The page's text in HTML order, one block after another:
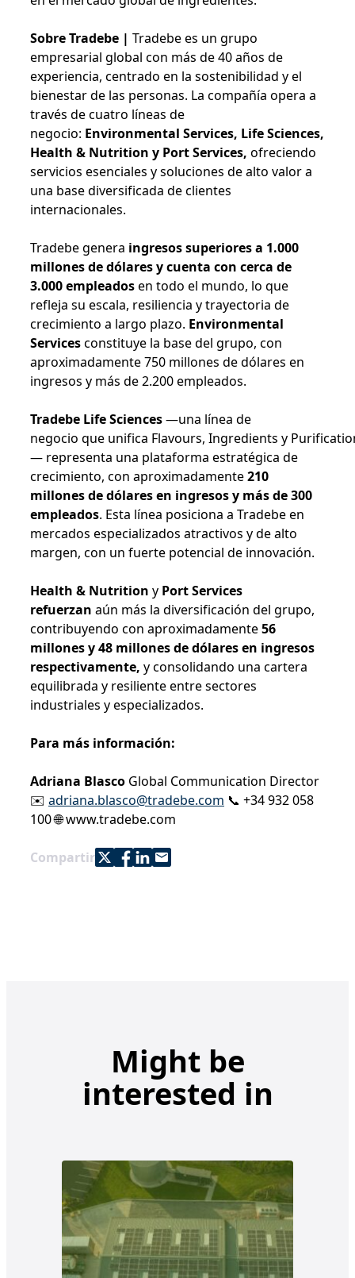
Sobre Tradebe | Tradebe es un grupo
empresarial global con más de 40 años de
experiencia, centrado en la sostenibilidad y el
bienestar de las personas. La compañía opera a
través de cuatro líneas de
negocio: Environmental Services, Life Sciences,
Health & Nutrition y Port Services, ofreciendo
servicios esenciales y soluciones de alto valor a
una base diversificada de clientes
internacionales.
Tradebe genera ingresos superiores a 1.000
millones de dólares y cuenta con cerca de
3.000 empleadosen todo el mundo, lo que
refleja su escala, resiliencia y trayectoria de
crecimiento a largo plazo. Environmental
Servicesconstituye la base del grupo, con
aproximadamente 750 millones de dólares en
ingresos y más de 2.200 empleados.
Tradebe Life Sciences—una línea de
negocio que unifica Flavours, Ingredients y
— representa una plataforma estratégica de
crecimiento, con aproximadamente210
millones de dólares en ingresos y más de 300
empleados. Esta línea posiciona a Tradebe en
mercados especializados atractivos y de alto
margen, con un fuerte potencial de innovación.
Health & Nutrition y Port Services
refuerzan aún más la diversificación del grupo,
contribuyendo con aproximadamente56
millones y 48 millones de dólares en ingresos
respectivamente, y consolidando una cartera
equilibrada y resiliente entre sectores
industriales y especializados.
Para más información:
Adriana Blasco Global Communication Director
✉️ adriana.blasco@tradebe.com 📞 +34 932 058
100 🌐 www.tradebe.com
CompartirShare with Twitter
Share with Facebook
Share with LinkedIn
Share with e-mail
Might be
interested in